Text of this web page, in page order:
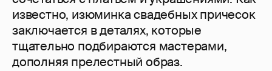
известно, изюминка свадебных причесок
заключается в деталях, которые
тщательно подбираются мастерами,
дополняя прелестный образ.